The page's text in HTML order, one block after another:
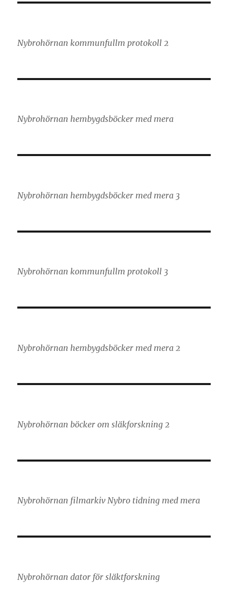
Nybrohörnan kommunfullm protokoll 2
Nybrohörnan hembygdsböcker med mera
Nybrohörnan hembygdsböcker med mera 3
Nybrohörnan kommunfullm protokoll 3
Nybrohörnan hembygdsböcker med mera 2
Nybrohörnan böcker om släkforskning 2
Nybrohörnan filmarkiv Nybro tidning med mera
Nybrohörnan dator för släktforskning